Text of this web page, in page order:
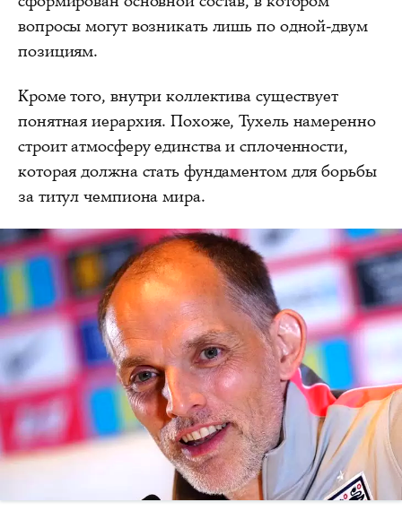
вопросы могут возникать лишь по одной-двум
позициям.
Кроме того, внутри коллектива существует
понятная иерархия. Похоже, Тухель намеренно
строит атмосферу единства и сплоченности,
которая должна стать фундаментом для борьбы
за титул чемпиона мира.